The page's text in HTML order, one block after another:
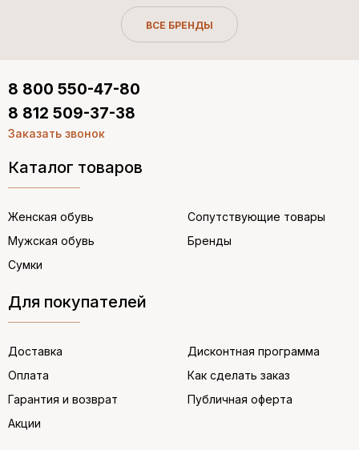
ВСЕ БРЕНДЫ
Каталог товаров
Женская обувь
Мужская обувь
Сумки
Сопутствующие товары
Бренды
Для покупателей
Доставка
Оплата
Гарантия и возврат
Акции
Дисконтная программа
Как сделать заказ
Публичная оферта
8 800 550-47-80
8 812 509-37-38
Заказать звонок